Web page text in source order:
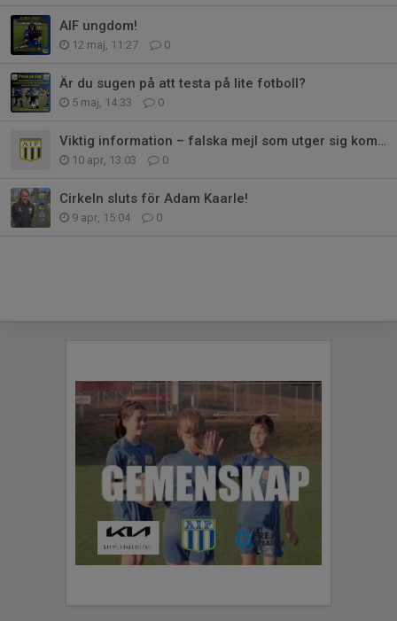
AIF ungdom!
12 maj, 11:27 0
Är du sugen på att testa på lite fotboll?
5 maj, 14:33 0
Viktig information – falska mejl som utger sig komma från Fredrik Wijk
10 apr, 13:03 0
Cirkeln sluts för Adam Kaarle!
9 apr, 15:04 0